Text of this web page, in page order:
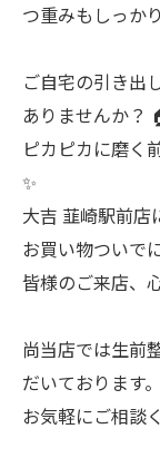
つ重みもしっか
ご自宅の引き出
ありませんか？
ピカピカに磨く
✨
大吉 韮崎駅前店
お買い物ついで
皆様のご来店、
尚当店では生前
だいております。
お気軽にご相談